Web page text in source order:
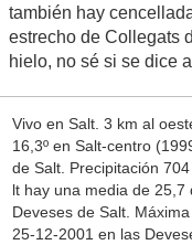
también hay
estrecho de Collegats
hielo, no sé si se dice
Vivo en Salt. 3 km al
16,3º en Salt-centro
de Salt. Precipitación
lt hay una media de
Deveses de Salt.
25-12-2001 en las